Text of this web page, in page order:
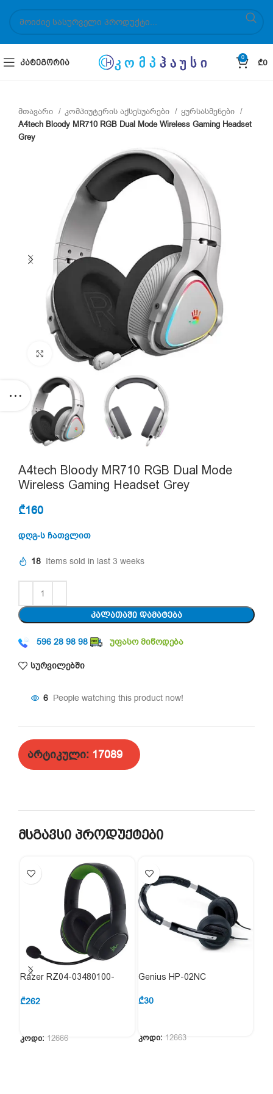
ᲙᲐᲢᲔᲒᲝᲠᲘᲐ
0
₾0
მთავარი კომპიუტერის აქსესუარები
ყურსასმენები
A4tech Bloody MR710 RGB Dual Mode Wireless Gaming Headset
Grey
Click to enlarge
A4tech Bloody MR710 RGB Dual Mode
Wireless Gaming Headset Grey
₾160
დღგ-ს ჩათვლით
18 Items sold in last 3 weeks
ᲙᲐᲚᲐᲗᲐᲨᲘ ᲓᲐᲛᲐᲢᲔᲑᲐ
596 28 98 98 უფასო მიწოდება
სურვილებში
6 People watching this product now!
არტიკული: 17089
მსგავსი პროდუქტები
Razer RZ04-03480100-
₾262
კოდი: 12666
Genius HP-02NC
₾30
კოდი: 12663